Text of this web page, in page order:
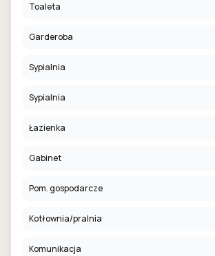
Toaleta
Garderoba
Sypialnia
Sypialnia
Łazienka
Gabinet
Pom. gospodarcze
Kotłownia/pralnia
Komunikacja